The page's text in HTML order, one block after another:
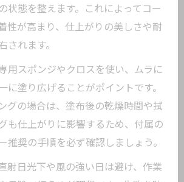
状態を整えます。これによってコー
性が高まり、仕上がりの美しさや耐
されます。
用スポンジやクロスを使い、ムラに
に塗り広げることがポイントです。
グの場合は、塗布後の乾燥時間や拭
も仕上がりに影響するため、付属の
推奨の手順を必ず確認しましょう。
射日光下や風の強い日は避け、作業